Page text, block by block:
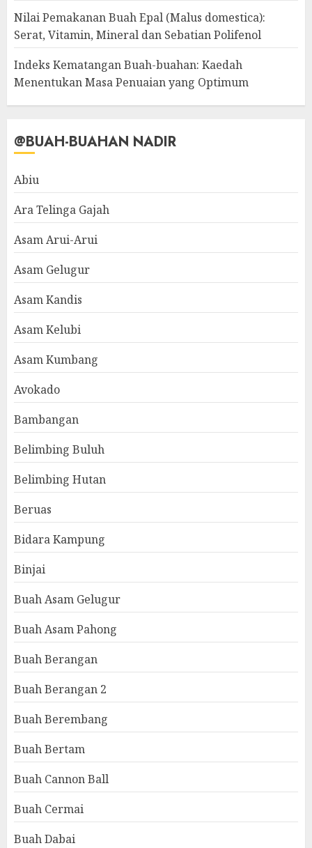
Nilai Pemakanan Buah Epal (Malus domestica):
Serat, Vitamin, Mineral dan Sebatian Polifenol
Indeks Kematangan Buah-buahan: Kaedah
Menentukan Masa Penuaian yang Optimum
@BUAH-BUAHAN NADIR
Abiu
Ara Telinga Gajah
Asam Arui-Arui
Asam Gelugur
Asam Kandis
Asam Kelubi
Asam Kumbang
Avokado
Bambangan
Belimbing Buluh
Belimbing Hutan
Beruas
Bidara Kampung
Binjai
Buah Asam Gelugur
Buah Asam Pahong
Buah Berangan
Buah Berangan 2
Buah Berembang
Buah Bertam
Buah Cannon Ball
Buah Cermai
Buah Dabai